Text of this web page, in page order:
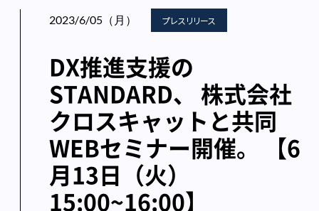
2023/6/05（月） プレスリリース
DX推進支援の
STANDARD、 株式会社
クロスキャットと共同
WEBセミナー開催。 【6
月13日（火）
15:00~16:00】